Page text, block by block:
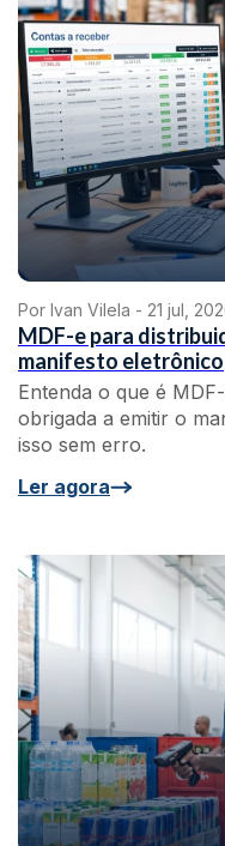
Por Ivan Vilela - 21 jul,
MDF-e para
manifesto eletrônico
Entenda o que é
obrigada a emitir o
isso sem erro.
Ler agora